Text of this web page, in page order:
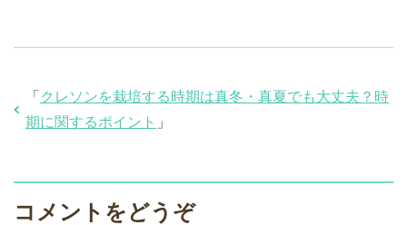
「 クレソンを栽培する時期は真冬・真夏でも大丈夫？時
期に関するポイント 」
コメントをどうぞ